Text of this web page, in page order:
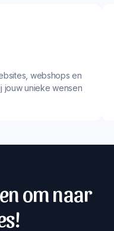
webshops en
jouw unieke wensen
om naar